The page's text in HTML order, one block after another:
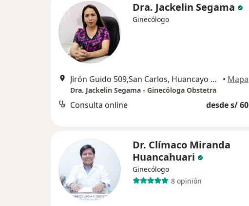
Dra. Jackelin Segama
Ginecólogo
Jirón Guido 509,San Carlos, Huancayo 12001 (Cuarto Piso), Huancayo • Mapa
Dra. Jackelin Segama - Ginecóloga Obstetra
Consulta online desde s/ 60
Dr. Clímaco Miranda
Huancahuari
Ginecólogo
8 opinión